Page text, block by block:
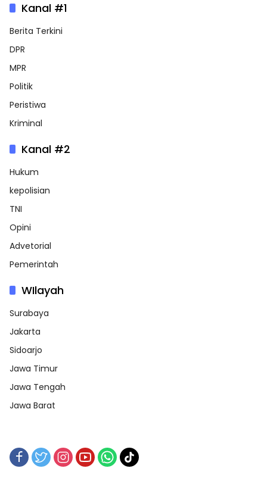
Kanal #1
Berita Terkini
DPR
MPR
Politik
Peristiwa
Kriminal
Kanal #2
Hukum
kepolisian
TNI
Opini
Advetorial
Pemerintah
WIlayah
Surabaya
Jakarta
Sidoarjo
Jawa Timur
Jawa Tengah
Jawa Barat